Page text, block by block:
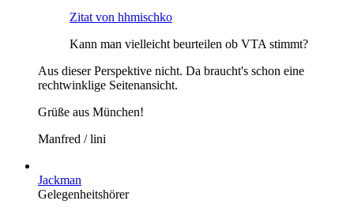
Zitat von hhmischko
Kann man vielleicht beurteilen ob VTA stimmt?
Aus dieser Perspektive nicht. Da braucht's schon eine
rechtwinklige Seitenansicht.
Grüße aus München!
Manfred / lini
Jackman
Gelegenheitshörer